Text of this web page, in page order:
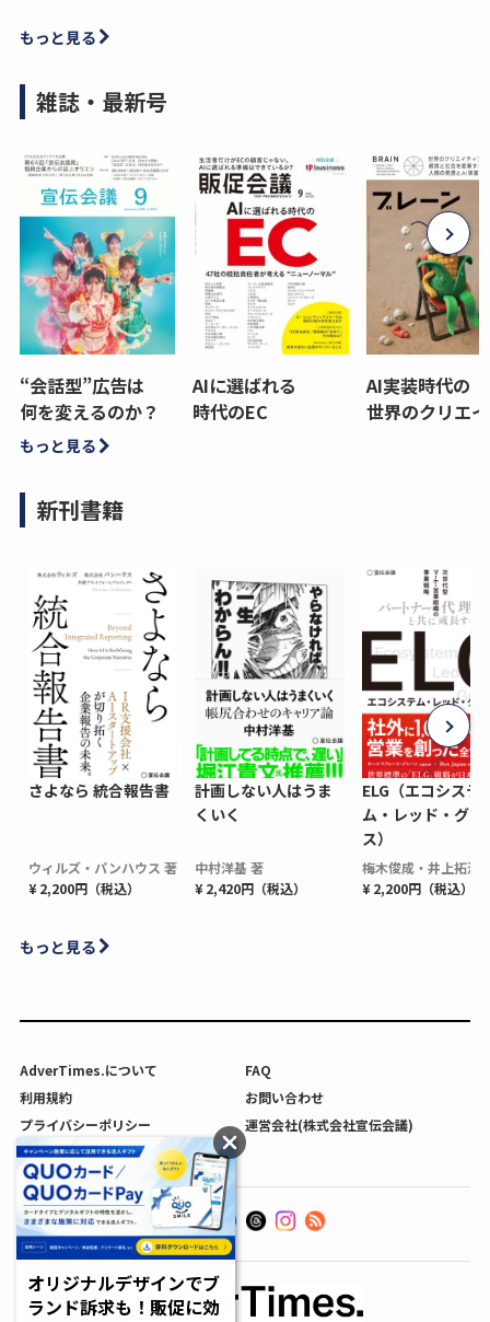
もっと見る
雑誌・最新号
“会話型”広告は
何を変えるのか？
AIに選ばれる
時代のEC
AI実装時代の
世界のクリエ
もっと見る
新刊書籍
さよなら 統合報告書
ウィルズ・パンハウス 著
¥ 2,200円（税込）
計画しない人はうま
くいく
中村洋基 著
¥ 2,420円（税込）
ELG（エコシステ
ム・レッド・グロ
ス）
梅木俊成・井上拓海
¥ 2,200円（税込）
もっと見る
AdverTimes.について
FAQ
利用規約
お問い合わせ
プライバシーポリシー
運営会社(株式会社宣伝会議)
利用者情報の外部送信について
オリジナルデザインでブ
ランド訴求も！販促に効